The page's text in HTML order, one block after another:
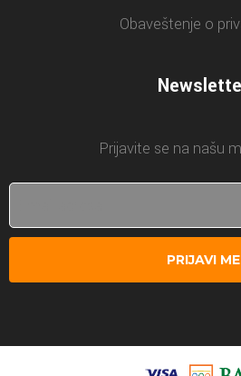
Obaveštenje o
Prijavite se na našu
PRIJAVI ME